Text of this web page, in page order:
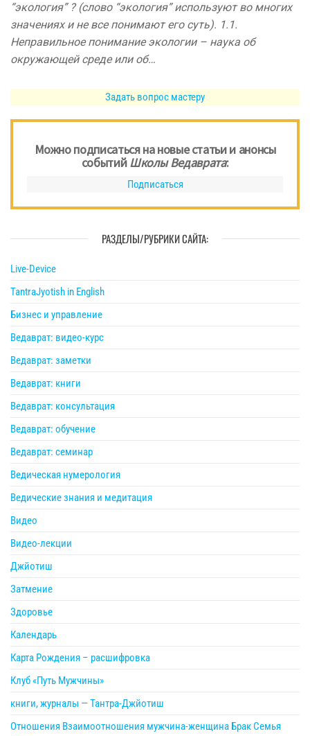
“экология” ? (слово “экология” используют во многих
значениях и не все понимают его суть). 1.1.
Неправильное понимание экологии – наука об
окружающей среде или об…
Задать вопрос мастеру
Можно подписаться на новые статьи и анонсы
событийШколы Ведаврата:
Подписаться
РАЗДЕЛЫ/РУБРИКИ САЙТА:
Live-Device
TantraJyotish in English
Бизнес и управление
Ведаврат: видео-курс
Ведаврат: заметки
Ведаврат: книги
Ведаврат: консультация
Ведаврат: обучение
Ведаврат: семинар
Ведическая нумерология
Ведические знания и медитация
Видео
Видео-лекции
Джйотиш
Затмение
Здоровье
Календарь
Карта Рождения – расшифровка
Клуб «Путь Мужчины»
книги, журналы — Тантра-Джйотиш
Отношения Взаимоотношения мужчина-женщина Брак Семья